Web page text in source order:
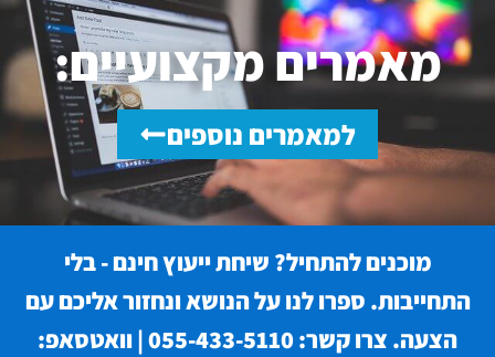
מאמרים מקצועיים:
למאמרים נוספים
מוכנים להתחיל? שיחת ייעוץ חינם - בלי
התחייבות. ספרו לנו על הנושא ונחזור אליכם עם
הצעה. צרו קשר: 055-433-5110 | וואטסאפ: